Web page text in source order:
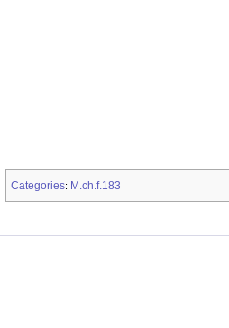
Categories: M.ch.f.183